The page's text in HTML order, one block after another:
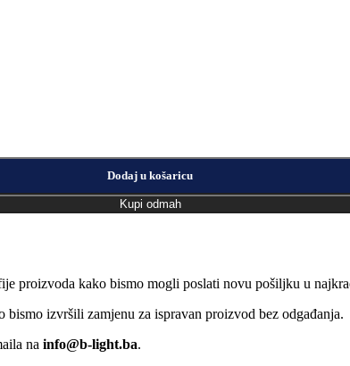
Dodaj u košaricu
Kupi odmah
proizvoda kako bismo mogli poslati novu pošiljku u
izvršili zamjenu za ispravan proizvod bez odgađanja.
na info@b-light.ba.